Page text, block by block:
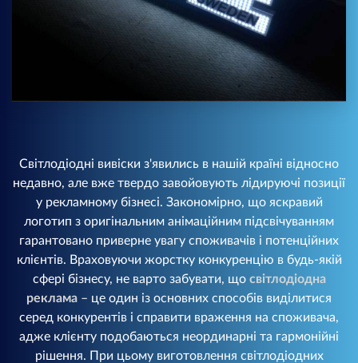
Світлодіодні вивіски з'явились в нашій країні відносно
недавно, але вже твердо завойовують лідируючі позиції
у рекламному бізнесі. Закономірно, що яскравий
логотип з оригінальним анімаційним підсвічуванням
гарантовано приверне увагу споживачів і потенційних
клієнтів. Враховуючи жорстку конкуренцію в будь-якій
сфері бізнесу, не варто забувати, що світлодіодна
реклама – це один із основних способів виділитися
серед конкурентів і справити враження на споживача,
адже клієнту подобаються неординарні та гармонійні
рішення. При цьому виготовлення світлодіодних